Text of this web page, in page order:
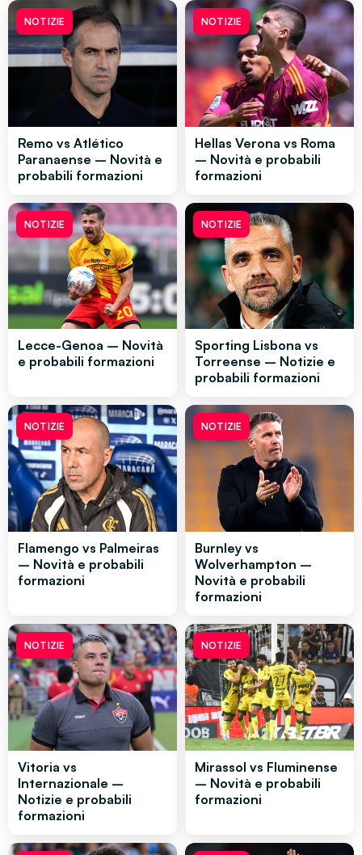
NOTIZIE
Remo vs Atlético
Paranaense – Novità e
probabili formazioni
NOTIZIE
Hellas Verona vs Roma
– Novità e probabili
formazioni
NOTIZIE
Lecce-Genoa – Novità
e probabili formazioni
NOTIZIE
Sporting Lisbona vs
Torreense – Notizie e
probabili formazioni
NOTIZIE
Flamengo vs Palmeiras
– Novità e probabili
formazioni
NOTIZIE
Burnley vs
Wolverhampton –
Novità e probabili
formazioni
NOTIZIE
Vitoria vs
Internazionale –
Notizie e probabili
formazioni
NOTIZIE
Mirassol vs Fluminense
– Novità e probabili
formazioni